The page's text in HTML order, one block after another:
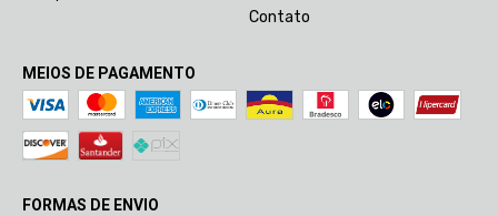
Contato
MEIOS DE PAGAMENTO
FORMAS DE ENVIO